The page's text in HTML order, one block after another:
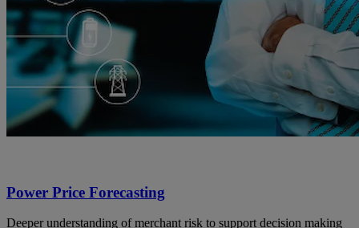
Power Price Forecasting
Deeper understanding of merchant risk to support decision making